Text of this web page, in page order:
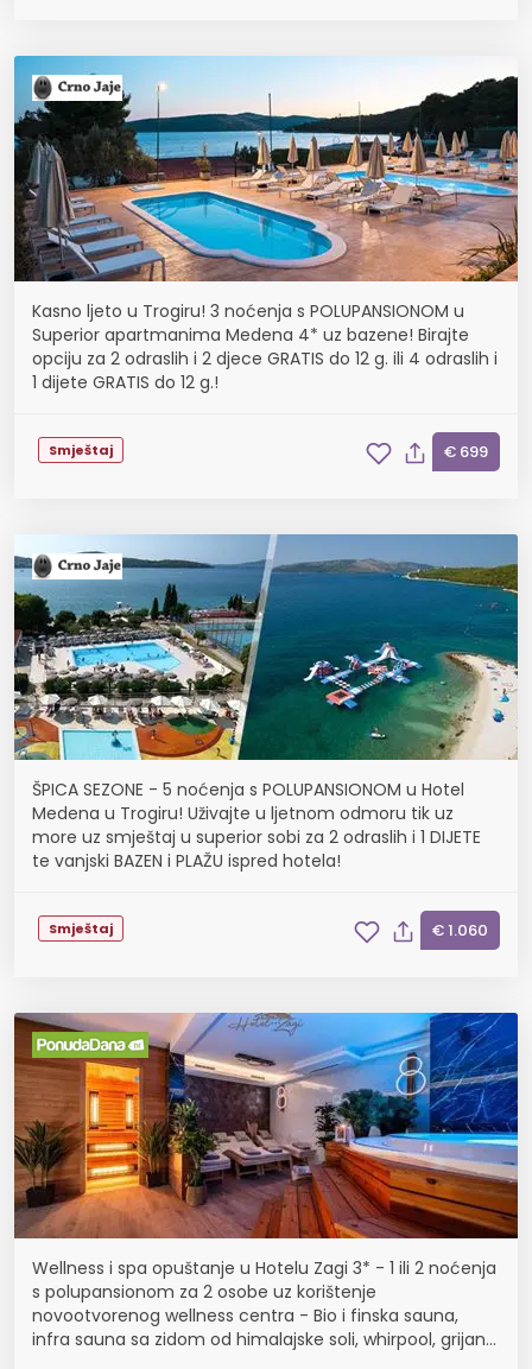
Kasno ljeto u Trogiru! 3 noćenja s POLUPANSIONOM u
Superior apartmanima Medena 4* uz bazene! Birajte
opciju za 2 odraslih i 2 djece GRATIS do 12 g. ili 4 odraslih i
1 dijete GRATIS do 12 g.!
Smještaj € 699
ŠPICA SEZONE - 5 noćenja s POLUPANSIONOM u Hotel
Medena u Trogiru! Uživajte u ljetnom odmoru tik uz
more uz smještaj u superior sobi za 2 odraslih i 1 DIJETE
te vanjski BAZEN i PLAŽU ispred hotela!
Smještaj € 1.060
Wellness i spa opuštanje u Hotelu Zagi 3* - 1 ili 2 noćenja
s polupansionom za 2 osobe uz korištenje
novootvorenog wellness centra - Bio i finska sauna,
infra sauna sa zidom od himalajske soli, whirpool, grijane